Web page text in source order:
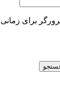
برای